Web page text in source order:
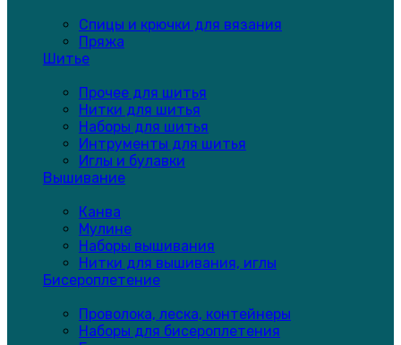
Спицы и крючки для вязания
Пряжа
Шитье
Прочее для шитья
Нитки для шитья
Наборы для шитья
Интрументы для шитья
Иглы и булавки
Вышивание
Канва
Мулине
Наборы вышивания
Нитки для вышивания, иглы
Бисероплетение
Проволока, леска, контейнеры
Наборы для бисероплетения